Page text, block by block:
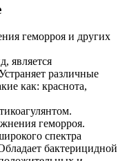
геморроя и других
является
различные
как: краснота,
геморроя.
спектра
бактерицидной